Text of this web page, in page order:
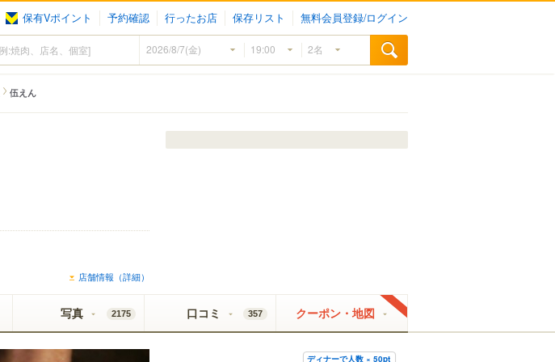
保有Vポイント 予約確認 行ったお店 保存リスト 無料会員登録/ログイン
伍えん
店舗情報（詳細）
写真 2175 口コミ 357 クーポン・地図
ディナーで人数 × 50pt